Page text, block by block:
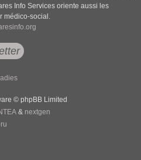
Info Services oriente aussi les
médico-social.
© phpBB Limited
& nextgen